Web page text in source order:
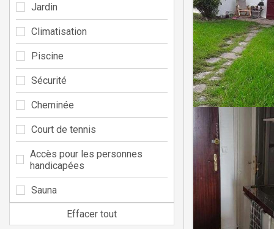
Jardin
Climatisation
Piscine
Sécurité
Cheminée
Court de tennis
Accès pour les personnes
handicapées
Sauna
Effacer tout